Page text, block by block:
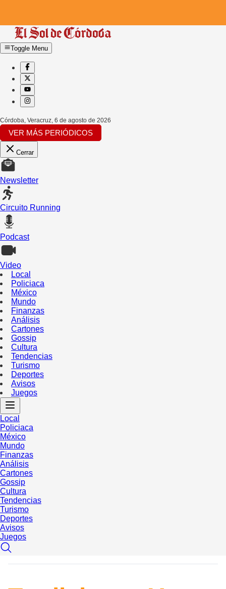
Toggle Menu
Córdoba, Veracruz 6 de agosto de 2026
VER MÁS PERIÓDICOS
Cerrar
Newsletter
Circuito Running
Podcast
Video
Local
Policiaca
México
Mundo
Finanzas
Análisis
Cartones
Gossip
Cultura
Tendencias
Turismo
Deportes
Avisos
Juegos
Local
Policiaca
México
Mundo
Finanzas
Análisis
Cartones
Gossip
Cultura
Tendencias
Turismo
Deportes
Avisos
Juegos